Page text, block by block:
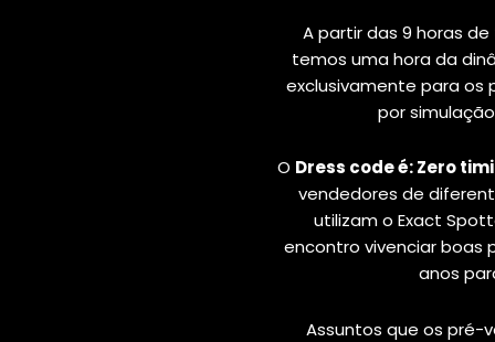
A partir das 9 horas
temos uma hora da
exclusivamente para os
por
O Dress code é: Zero
vendedores de
utilizam o Exact
encontro vivenciar boas
anos
Assuntos que os pré-